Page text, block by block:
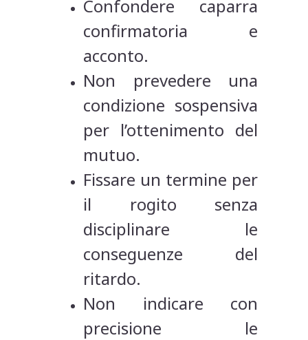
Confondere caparra
confirmatoria e
acconto.
Non prevedere una
condizione sospensiva
per l’ottenimento del
mutuo.
Fissare un termine per
il rogito senza
disciplinare le
conseguenze del
ritardo.
Non indicare con
precisione le